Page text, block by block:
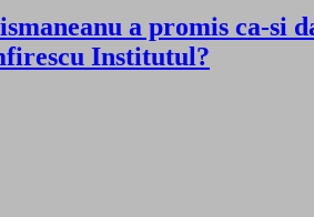
a promis ca-si
Institutul?